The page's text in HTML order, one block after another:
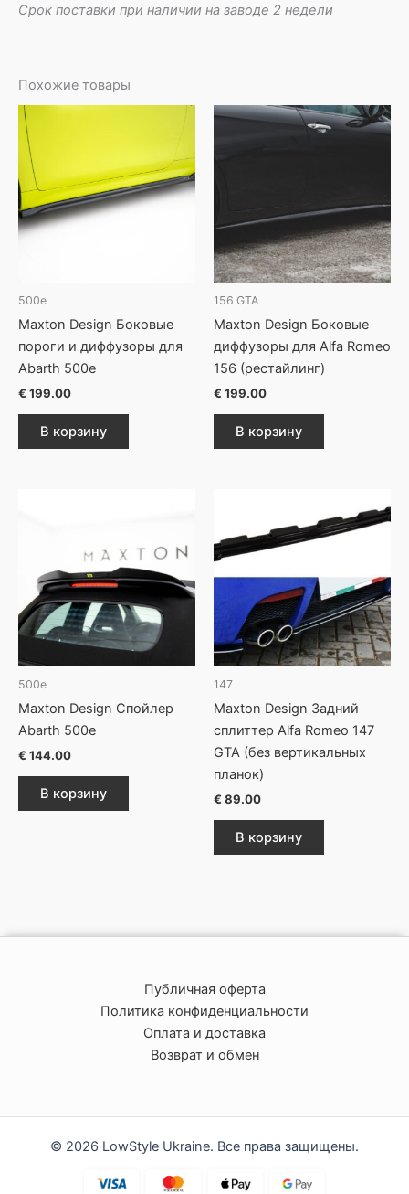
Срок поставки при наличии на заводе 2 недели
Похожие товары
500e
Maxton Design Боковые
пороги и диффузоры для
Abarth 500e
€ 199.00
В корзину
156 GTA
Maxton Design Боковые
диффузоры для Alfa Romeo
156 (рестайлинг)
€ 199.00
В корзину
500e
Maxton Design Спойлер
Abarth 500e
€ 144.00
В корзину
147
Maxton Design Задний
сплиттер Alfa Romeo 147
GTA (без вертикальных
планок)
€ 89.00
В корзину
Публичная оферта
Политика конфиденциальности
Оплата и доставка
Возврат и обмен
© 2026 LowStyle Ukraine. Все права защищены.